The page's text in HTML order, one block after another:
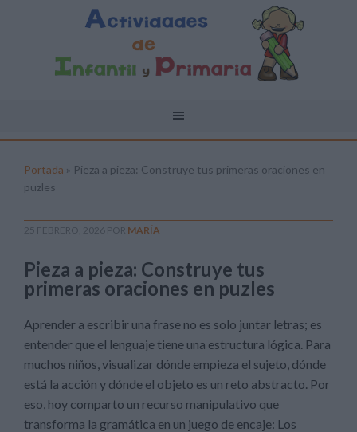
Portada » Pieza a pieza: Construye tus primeras oraciones en
puzles
25 FEBRERO, 2026 POR MARÍA
Pieza a pieza: Construye tus
primeras oraciones en puzles
Aprender a escribir una frase no es solo juntar letras; es
entender que el lenguaje tiene una estructura lógica. Para
muchos niños, visualizar dónde empieza el sujeto, dónde
está la acción y dónde el objeto es un reto abstracto. Por
eso, hoy comparto un recurso manipulativo que
transforma la gramática en un juego de encaje: Los